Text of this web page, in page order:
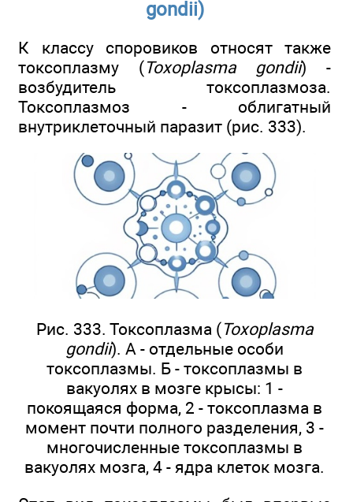
gondii)
К классу споровиков относят также
токсоплазму (Toxoplasma gondii) -
возбудитель токсоплазмоза.
Токсоплазмоз - облигатный
внутриклеточный паразит (рис. 333).
Рис. 333. Токсоплазма (Toxoplasma
gondii). A - отдельные особи
токсоплазмы. Б - токсоплазмы в
вакуолях в мозге крысы: 1 -
покоящаяся форма, 2 - токсоплазма в
момент почти полного разделения, 3 -
многочисленные токсоплазмы в
вакуолях мозга, 4 - ядра клеток мозга.